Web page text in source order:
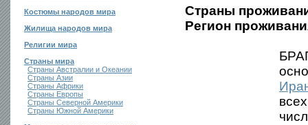
Костюмы народов мира
Жилища народов мира
Религии мира
Страны мира
Страны Австралии и Океании
Страны Азии
Страны Африки
Страны Европы
Страны Северной Америки
Страны Южной Америки
Страны
Регион